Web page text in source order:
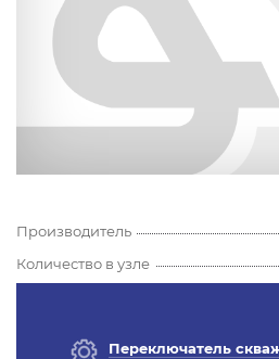
Производитель
Количество в узле
Переключатель